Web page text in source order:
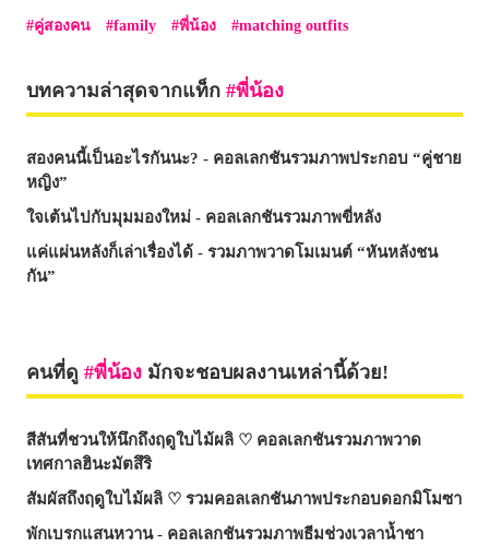
คู่สองคน family พี่น้อง matching outfits
บทความล่าสุดจากแท็ก พี่น้อง
สองคนนี้เป็นอะไรกันนะ? - คอลเลกชันรวมภาพประกอบ “คู่ชาย
หญิง”
ใจเต้นไปกับมุมมองใหม่ - คอลเลกชันรวมภาพขี่หลัง
แค่แผ่นหลังก็เล่าเรื่องได้ - รวมภาพวาดโมเมนต์ “หันหลังชน
กัน”
คนที่ดู พี่น้อง มักจะชอบผลงานเหล่านี้ด้วย!
สีสันที่ชวนให้นึกถึงฤดูใบไม้ผลิ ♡ คอลเลกชันรวมภาพวาด
เทศกาลฮินะมัตสึริ
สัมผัสถึงฤดูใบไม้ผลิ ♡ รวมคอลเลกชันภาพประกอบดอกมิโมซา
พักเบรกแสนหวาน - คอลเลกชันรวมภาพธีมช่วงเวลาน้ำชา